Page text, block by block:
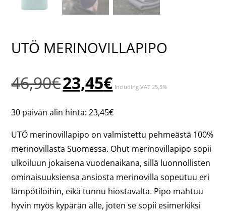
UTÖ MERINOVILLAPIPO
46,90€ Alkuperäinen
hinta
46,90€.
23,45€hinta
23,45€.
Including VAT 25,5%
30 päivän alin hinta:23,45€
UTÖ merinovillapipo on valmistettu pehmeästä 100%
merinovillasta Suomessa. Ohut merinovillapipo sopii
ulkoiluun jokaisena vuodenaikana, sillä luonnollisten
ominaisuuksiensa ansiosta merinovilla sopeutuu eri
lämpötiloihin, eikä tunnu hiostavalta. Pipo mahtuu
hyvin myös kypärän alle, joten se sopii esimerkiksi